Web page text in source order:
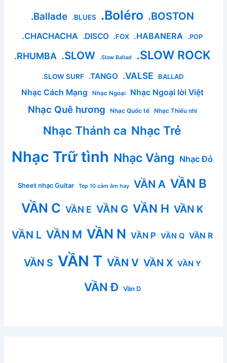
.Ballade .BLUES .Boléro .BOSTON
.CHACHACHA .DISCO .FOX .HABANERA .POP
.RHUMBA .SLOW .Slow Ballad .SLOW ROCK
.SLOW SURF .TANGO .VALSE BALLAD
Nhạc Cách Mạng Nhạc Ngoại Nhạc Ngoại lời Việt
Nhạc Quê hương Nhạc Quốc tế Nhạc Thiếu nhi
Nhạc Thánh ca Nhạc Trẻ
Nhạc Trữ tình Nhạc Vàng Nhạc Đỏ
Sheet nhạc Guitar Top 10 cảm âm hay VẦN A VẦN B
VẦN C VẦN E VẦN G VẦN H VẦN K
VẦN L VẦN M VẦN N VẦN P VẦN Q VẦN R
VẦN S VẦN T VẦN V VẦN X VẦN Y
VẦN Đ Vần D